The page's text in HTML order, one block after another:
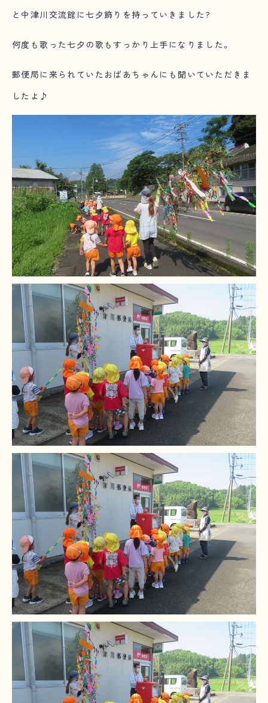
と中津川交流館に七夕飾りを持っていきました?
何度も歌った七夕の歌もすっかり上手になりました。
郵便局に来られていたおばあちゃんにも聞いていただきま
したよ♪